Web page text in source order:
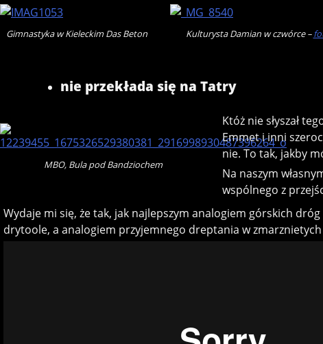
Gimnastyka w Kieleckim Das Beton Kulturysta Damian w czwórce –
nie przekłada się na Tatry
MBO, Bula pod Bandziochem
Któż nie słyszał
Emmet i inni
nie. To tak, jakby
Na naszym
wspólnego z
Wydaje mi się, że tak, jak najlepszym analogiem górskich
drytoole, a analogiem przyjemnego dreptania w